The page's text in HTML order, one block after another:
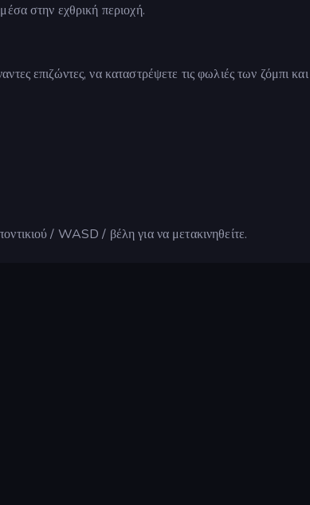
στην εχθρική περιοχή.
επιζώντες, να καταστρέψετε τις φωλιές των ζόμπι
/ WASD / βέλη για να μετακινηθείτε.